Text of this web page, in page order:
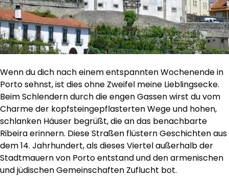
Wenn du dich nach einem entspannten Wochenende in
Porto sehnst, ist dies ohne Zweifel meine Lieblingsecke.
Beim Schlendern durch die engen Gassen wirst du vom
Charme der kopfsteingepflasterten Wege und hohen,
schlanken Häuser begrüßt, die an das benachbarte
Ribeira erinnern. Diese Straßen flüstern Geschichten aus
dem 14. Jahrhundert, als dieses Viertel außerhalb der
Stadtmauern von Porto entstand und den armenischen
und jüdischen Gemeinschaften Zuflucht bot.